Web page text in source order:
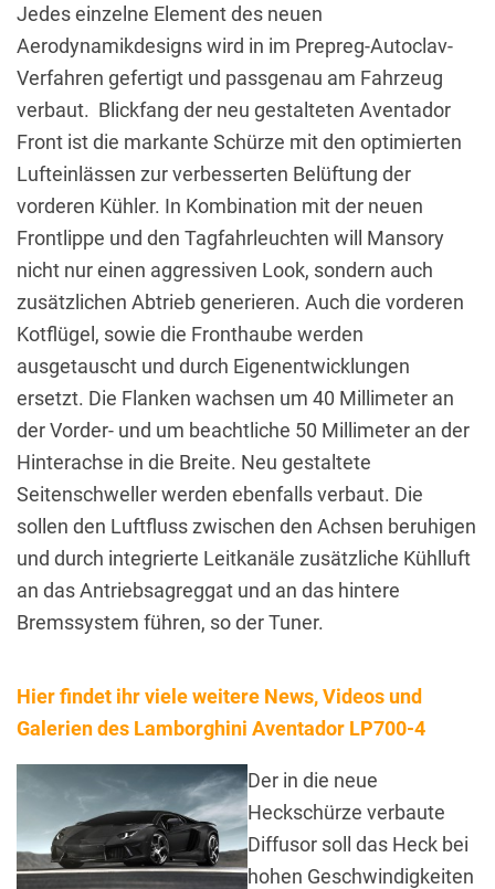
Jedes einzelne Element des neuen
Aerodynamikdesigns wird in im Prepreg-Autoclav-
Verfahren gefertigt und passgenau am Fahrzeug
verbaut. Blickfang der neu gestalteten Aventador
Front ist die markante Schürze mit den optimierten
Lufteinlässen zur verbesserten Belüftung der
vorderen Kühler. In Kombination mit der neuen
Frontlippe und den Tagfahrleuchten will Mansory
nicht nur einen aggressiven Look, sondern auch
zusätzlichen Abtrieb generieren. Auch die vorderen
Kotflügel, sowie die Fronthaube werden
ausgetauscht und durch Eigenentwicklungen
ersetzt. Die Flanken wachsen um 40 Millimeter an
der Vorder- und um beachtliche 50 Millimeter an der
Hinterachse in die Breite. Neu gestaltete
Seitenschweller werden ebenfalls verbaut. Die
sollen den Luftfluss zwischen den Achsen beruhigen
und durch integrierte Leitkanäle zusätzliche Kühlluft
an das Antriebsagreggat und an das hintere
Bremssystem führen, so der Tuner.
Hier findet ihr viele weitere News, Videos und
Galerien des Lamborghini Aventador LP700-4
Der in die neue
Heckschürze verbaute
Diffusor soll das Heck bei
hohen Geschwindigkeiten